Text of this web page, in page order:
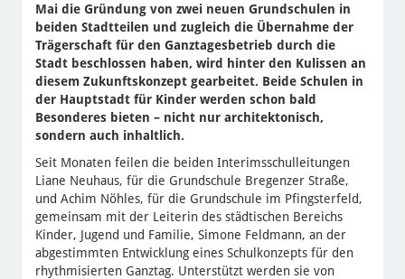
Mai die Gründung von zwei neuen Grundschulen in
beiden Stadtteilen und zugleich die Übernahme der
Trägerschaft für den Ganztagesbetrieb durch die
Stadt beschlossen haben, wird hinter den Kulissen an
diesem Zukunftskonzept gearbeitet. Beide Schulen in
der Hauptstadt für Kinder werden schon bald
Besonderes bieten – nicht nur architektonisch,
sondern auch inhaltlich.
Seit Monaten feilen die beiden Interimsschulleitungen
Liane Neuhaus, für die Grundschule Bregenzer Straße,
und Achim Nöhles, für die Grundschule im Pfingsterfeld,
gemeinsam mit der Leiterin des städtischen Bereichs
Kinder, Jugend und Familie, Simone Feldmann, an der
abgestimmten Entwicklung eines Schulkonzepts für den
rhythmisierten Ganztag. Unterstützt werden sie von